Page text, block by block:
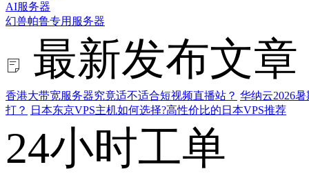
AI服务器
幻兽帕鲁专用服务器
最新发布文章
香港大带宽服务器究竟适不适合短视频直播站？ 华纳云2026
打？
日本东京VPS主机如何选择?高性价比的日本VPS推荐
24小时工单